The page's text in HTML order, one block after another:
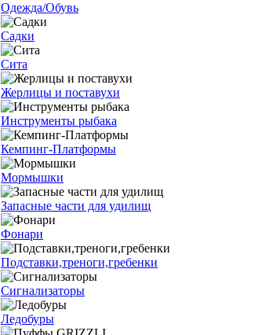
Одежда/Обувь
Садки
Сита
Жерлицы и поставухи
Инструменты рыбака
Кемпинг-Платформы
Мормышки
Запасные части для удилищ
Фонари
Подставки,треноги,гребенки
Сигнализаторы
Ледобуры